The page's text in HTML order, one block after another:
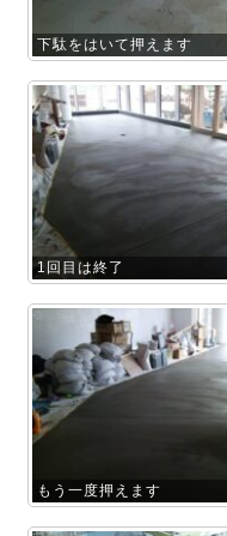
下駄をはいて押えます
1回目は終了
もう一度押えます